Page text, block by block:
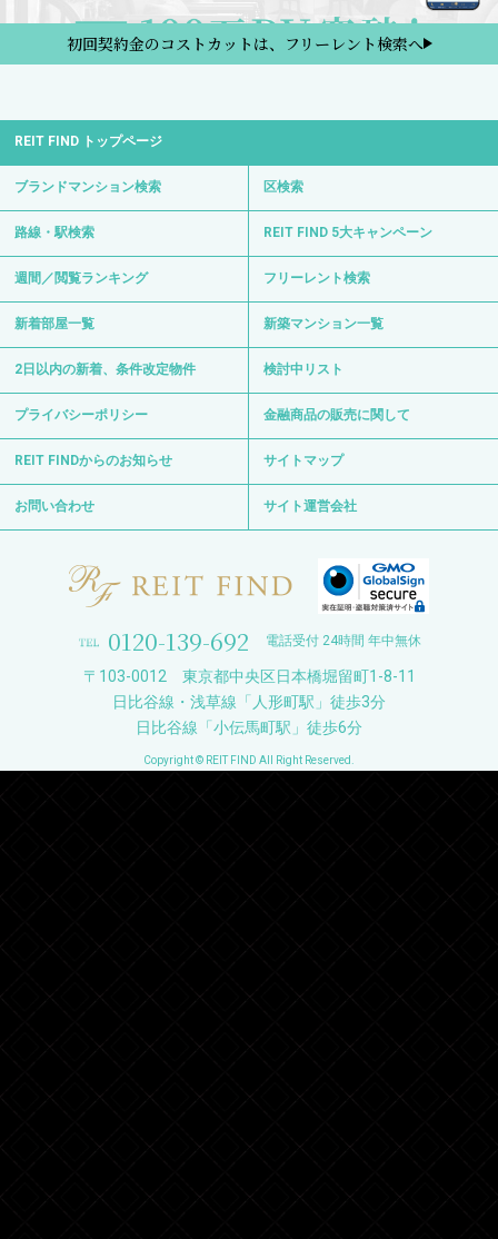
初回契約金のコストカットは、フリーレント検索へ
REIT FIND トップページ
ブランドマンション検索 区検索
路線・駅検索 REIT FIND 5大キャンペーン
週間／閲覧ランキング フリーレント検索
新着部屋一覧 新築マンション一覧
2日以内の新着、条件改定物件 検討中リスト
プライバシーポリシー 金融商品の販売に関して
REIT FINDからのお知らせ サイトマップ
お問い合わせ サイト運営会社
0120-139-692 電話受付 24時間 年中無休
〒103-0012 東京都中央区日本橋堀留町1-8-11
日比谷線・浅草線「人形町駅」徒歩3分
日比谷線「小伝馬町駅」徒歩6分
Copyright © REIT FIND All Right Reserved.